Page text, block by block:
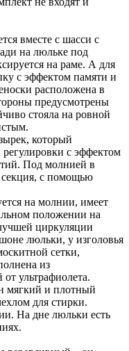
вместе с шасси с
на люльке под
на раме. А для
с эффектом памяти и
расположена в
предусмотрены
стояла на ровной
который
с эффектом
Под молнией в
секция, с помощью
на молнии, имеет
положении на
циркуляции
люльки, у изголовья
сетки,
из
ультрафиолета.
мягкий и плотный
для стирки.
На дне люльки есть